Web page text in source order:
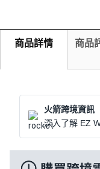
商品詳情 商品
火箭跨境資訊
深入了解 EZ